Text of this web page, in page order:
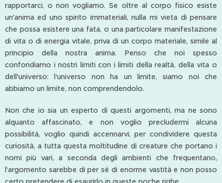
rapportarci, o non vogliamo. Se oltre al corpo fisico esiste
un'anima ed uno spirito immateriali, nulla mi vieta di pensare
che possa esistere una fata, o una particolare manifestazione
di vita o di energia vitale, priva di un corpo materiale, simile al
principio della nostra anima. Penso che noi spesso
confondiamo i nostri limiti con i limiti della realtà, della vita o
dell'universo: l'universo non ha un limite, siamo noi che
abbiamo un limite, non comprendendolo.
Non che io sia un esperto di questi argomenti, ma ne sono
alquanto affascinato, e non voglio precludermi alcuna
possibilità, voglio quindi accennarvi, per condividere questa
curiosità, a tutta questa moltitudine di creature che portano i
nomi più vari, a seconda degli ambienti che frequentano,
l'argomento sarebbe di per sé di enorme vastità e non posso